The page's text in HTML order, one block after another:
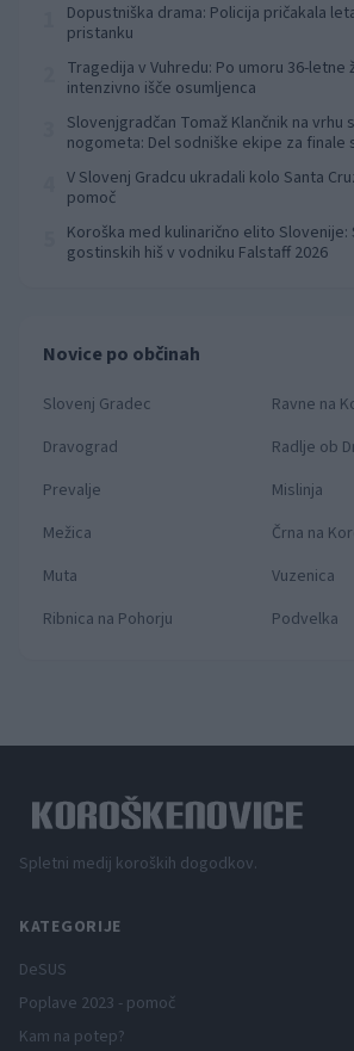
Dopustniška drama: Policija pričakala
pristanku
Tragedija v Vuhredu: Po umoru 36-letne
intenzivno išče osumljenca
Slovenjgradčan Tomaž Klančnik na vrhu
nogometa: Del sodniške ekipe za finale
V Slovenj Gradcu ukradali kolo Santa
pomoč
Koroška med kulinarično elito
gostinskih hiš v vodniku Falstaff 2026
Novice po občinah
Slovenj Gradec
Ravne na
Dravograd
Radlje ob
Prevalje
Mislinja
Mežica
Črna na
Muta
Vuzenica
Ribnica na Pohorju
Podvelka
Spletni medij koroških dogodkov.
KATEGORIJE
DeSUS
Poplave 2023 - pomoč
Kam na potep?